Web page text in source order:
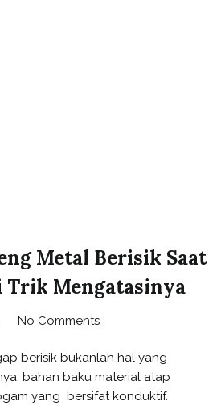
Metal Berisik Saat
Trik Mengatasinya
No Commentson
Genteng
Metal
Berisik
berisik bukanlah hal yang
bahan baku material atap
yang bersifat konduktif.